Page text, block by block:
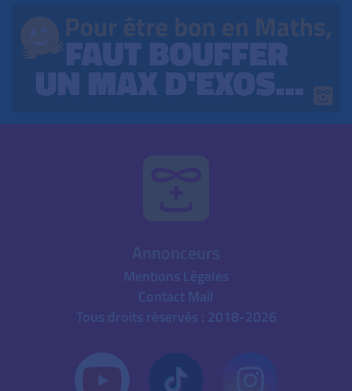
Mentions Légales
Contact Mail
Tous droits réservés : 2018-2026